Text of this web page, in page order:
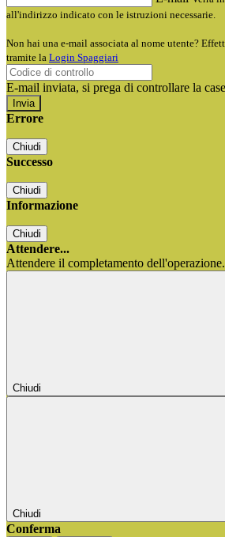
all'indirizzo indicato con le istruzioni necessarie.
Non hai una e-mail associata al nome utente?
tramite la Login Spaggiari
E-mail inviata, si prega di controllare la
Errore
Chiudi
Successo
Chiudi
Informazione
Chiudi
Attendere...
Attendere il completamento
Chiudi
Chiudi
Conferma